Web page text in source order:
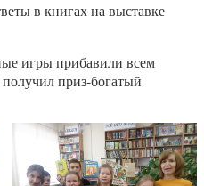
в книгах на выставке
игры прибавили всем
приз-богатый